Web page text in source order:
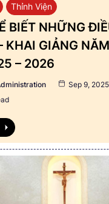
Thỉnh Viện
BIẾT NHỮNG
KHAI GIẢNG
– 2026
Sep 9, 2025